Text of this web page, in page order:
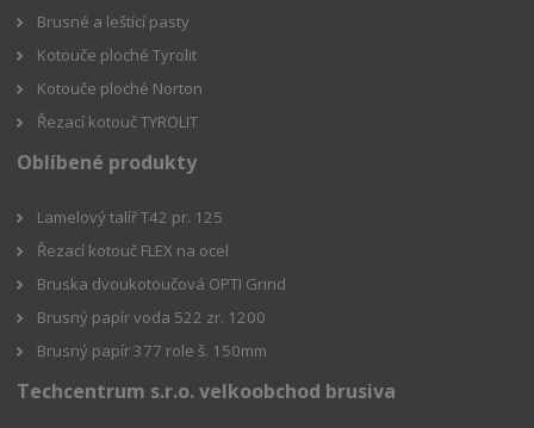
Brusné a leštící pasty
Kotouče ploché Tyrolit
Kotouče ploché Norton
Řezací kotouč TYROLIT
Oblíbené produkty
Lamelový talíř T42 pr. 125
Řezací kotouč FLEX na ocel
Bruska dvoukotoučová OPTI Grind
Brusný papír voda 522 zr. 1200
Brusný papír 377 role š. 150mm
Techcentrum s.r.o. velkoobchod brusiva